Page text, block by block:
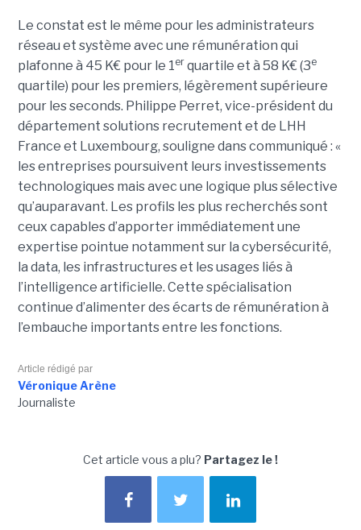
Le constat est le même pour les administrateurs
réseau et système avec une rémunération qui
plafonne à 45 K€ pour le 1 erquartile et à 58 K€ (3e
quartile) pour les premiers, légèrement supérieure
pour les seconds. Philippe Perret, vice-président du
département solutions recrutement et de LHH
France et Luxembourg, souligne dans communiqué : «
les entreprises poursuivent leurs investissements
technologiques mais avec une logique plus sélective
qu’auparavant. Les profils les plus recherchés sont
ceux capables d’apporter immédiatement une
expertise pointue notamment sur la cybersécurité,
la data, les infrastructures et les usages liés à
l’intelligence artificielle. Cette spécialisation
continue d’alimenter des écarts de rémunération à
l’embauche importants entre les fonctions.
Article rédigé par
Véronique Arène
Journaliste
Cet article vous a plu? Partagez le !